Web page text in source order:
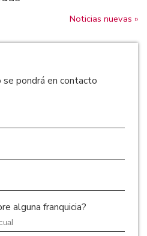
Noticias nuevas »
pondrá en contacto
alguna franquicia?